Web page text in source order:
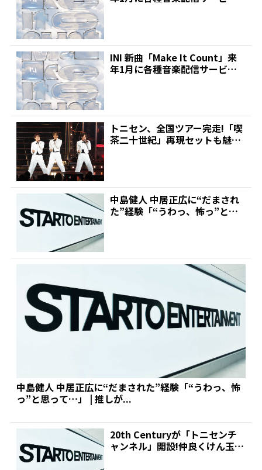
INI 新曲「Make It Count」来
年1月に各種音楽配信サービス
トニセン、全国ツアー完走!「喫
茶二十世紀」再現セットも魅せ
中島健人 中居正広に“だまされ
た”経験「“うわっ、怖っ”と思
中島健人 中居正広に“だまされた”経験「“うわっ、怖
っ”と思って…」 | 推しが...
20th Centuryが「トニセンチ
ャンネル」開設!仲良くけん玉遊